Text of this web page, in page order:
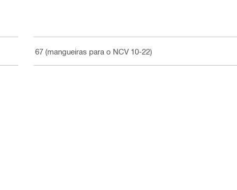
IP 67 (mangueiras para o NCV 10-22)